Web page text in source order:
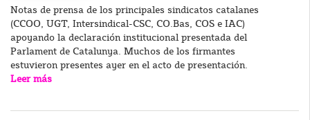
Notas de prensa de los principales sindicatos catalanes
(CCOO, UGT, Intersindical-CSC, CO.Bas, COS e IAC)
apoyando la declaración institucional presentada del
Parlament de Catalunya. Muchos de los firmantes
estuvieron presentes ayer en el acto de presentación.
Leer más